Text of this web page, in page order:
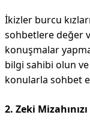
İkizler burcu
sohbetlere değer
konuşmalar
bilgi sahibi olun ve
konularla sohbet
2. Zeki